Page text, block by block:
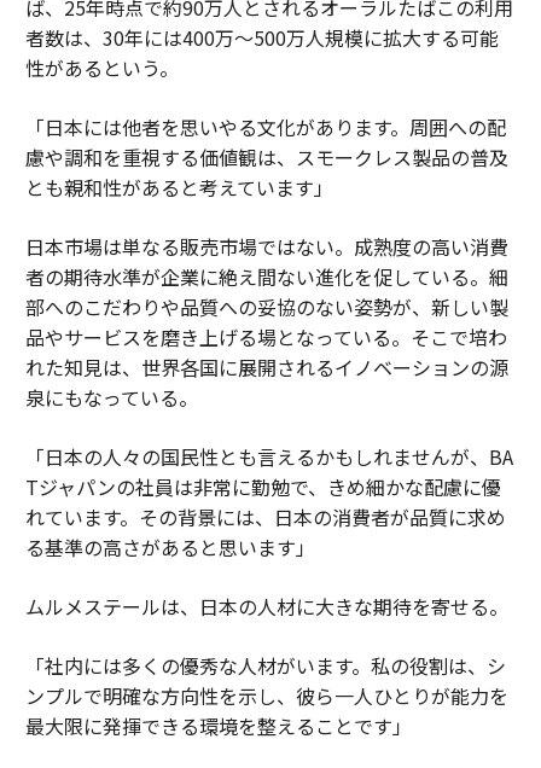
ば、25年時点で約90万人とされるオーラルたばこの利用
者数は、30年には400万～500万人規模に拡大する可能
性があるという。
「日本には他者を思いやる文化があります。周囲への配
慮や調和を重視する価値観は、スモークレス製品の普及
とも親和性があると考えています」
日本市場は単なる販売市場ではない。成熟度の高い消費
者の期待水準が企業に絶え間ない進化を促している。細
部へのこだわりや品質への妥協のない姿勢が、新しい製
品やサービスを磨き上げる場となっている。そこで培わ
れた知見は、世界各国に展開されるイノベーションの源
泉にもなっている。
「日本の人々の国民性とも言えるかもしれませんが、BA
Tジャパンの社員は非常に勤勉で、きめ細かな配慮に優
れています。その背景には、日本の消費者が品質に求め
る基準の高さがあると思います」
ムルメステールは、日本の人材に大きな期待を寄せる。
「社内には多くの優秀な人材がいます。私の役割は、シ
ンプルで明確な方向性を示し、彼ら一人ひとりが能力を
最大限に発揮できる環境を整えることです」